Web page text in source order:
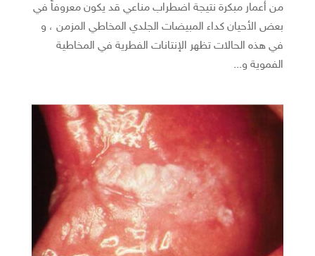
من أعمار مبكرة نتيجة اضطراب مناعي قد يكون معروفاً في
بعض الأحيان كداء المبيضات الجلدي المخاطي المزمن ، و
في هذه الحالات تظهر الإنتانات الفطرية في المخاطية
الفموية و...